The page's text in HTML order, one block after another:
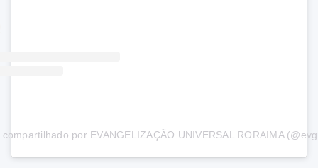
por EVANGELIZAÇÃO UNIVERSAL RORAIMA